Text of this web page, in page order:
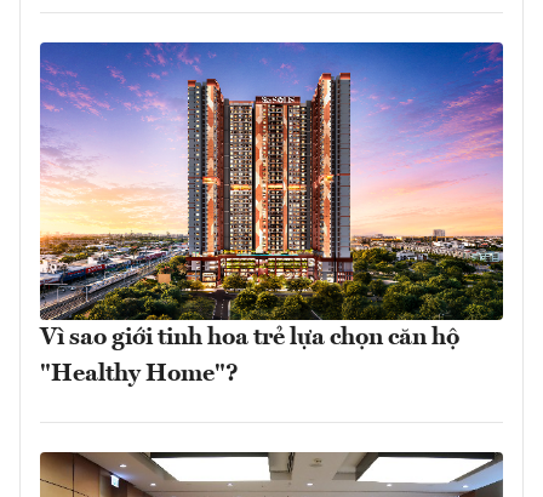
Vì sao giới tinh hoa trẻ lựa chọn căn hộ
"Healthy Home"?